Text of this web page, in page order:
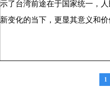
示了台湾前途在于国家统一，
新变化的当下，更显其意义和价
1